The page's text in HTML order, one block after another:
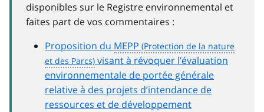
disponibles sur le Registre environnemental et
faites part de vos commentaires :
Proposition du MEPP
visant à révoquer l’évaluation
environnementale de portée générale
relative à des projets d’intendance de
ressources et de développement